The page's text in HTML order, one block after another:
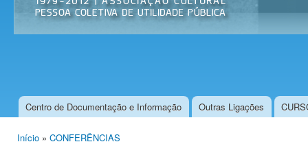
Menu principal
Centro de Documentação e Informação Outras Ligações
Início » CONFERÊNCIAS